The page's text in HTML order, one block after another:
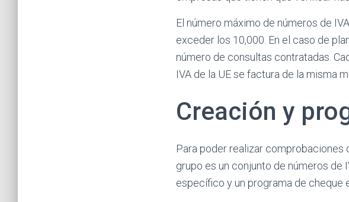
El número máximo de números de
exceder los 10,000. En el caso de
número de consultas contratadas.
IVA de la UE se factura de la misma
Creación y
Para poder realizar comprobaciones
grupo es un conjunto de números de
específico y un programa de cheque